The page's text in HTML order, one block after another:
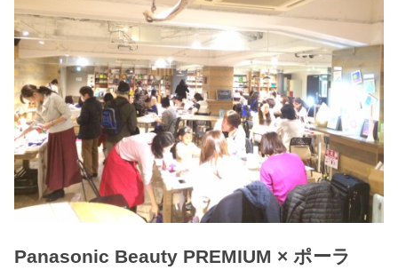
Panasonic Beauty PREMIUM × ポーラ